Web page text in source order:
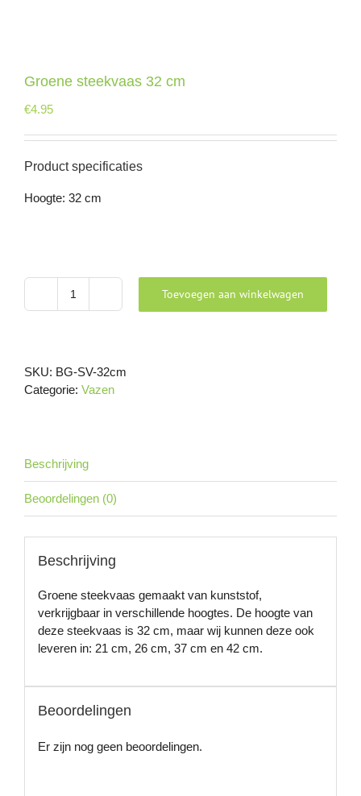
Groene steekvaas 32 cm
€4.95
Product specificaties
Hoogte: 32 cm
Groene
aantal
Toevoegen aan winkelwagen
SKU: BG-SV-32cm
Categorie: Vazen
Beschrijving
Beoordelingen (0)
Beschrijving
Groene steekvaas gemaakt van kunststof,
verkrijgbaar in verschillende hoogtes. De hoogte van
deze steekvaas is 32 cm, maar wij kunnen deze ook
leveren in: 21 cm, 26 cm, 37 cm en 42 cm.
Beoordelingen
Er zijn nog geen beoordelingen.